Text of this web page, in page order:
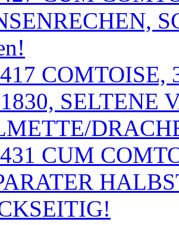
COMTOISE,
SELTENE
CUM